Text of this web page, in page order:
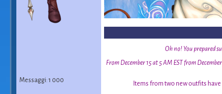
Messaggi: 1 000
Oh no! You prepared
From December 15 at 5 AM EST from
Items from two new outfits